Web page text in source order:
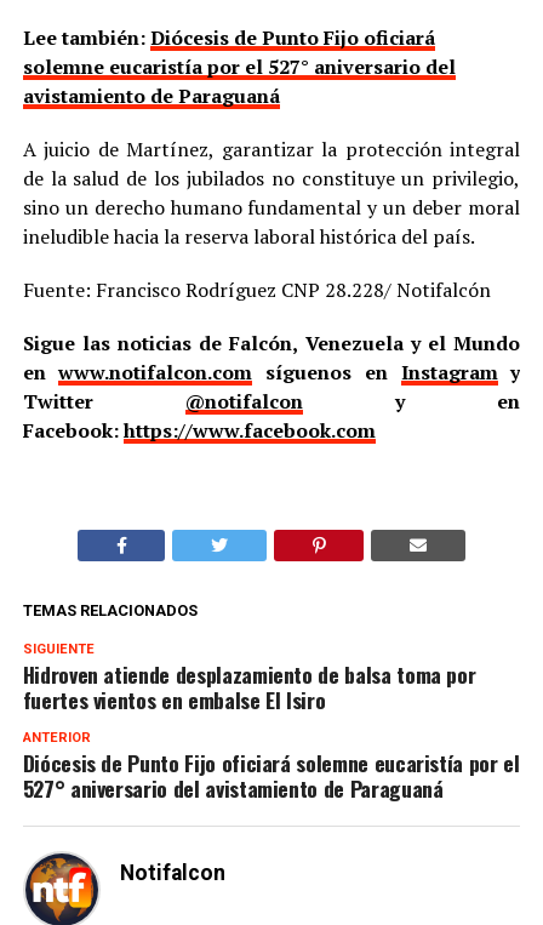
Lee también:Diócesis de Punto Fijo oficiará
solemne eucaristía por el 527° aniversario del
avistamiento de Paraguaná
A juicio de Martínez, garantizar la protección integral
de la salud de los jubilados no constituye un privilegio,
sino un derecho humano fundamental y un deber moral
ineludible hacia la reserva laboral histórica del país.
Fuente: Francisco Rodríguez CNP 28.228/ Notifalcón
Sigue las noticias de Falcón, Venezuela y el Mundo
enwww.notifalcon.com síguenos en Instagramy
Twitter @notifalcony en
Facebook:https://www.facebook.com
TEMAS RELACIONADOS
SIGUIENTE
Hidroven atiende desplazamiento de balsa toma por
fuertes vientos en embalse El Isiro
ANTERIOR
Diócesis de Punto Fijo oficiará solemne eucaristía por el
527° aniversario del avistamiento de Paraguaná
Notifalcon